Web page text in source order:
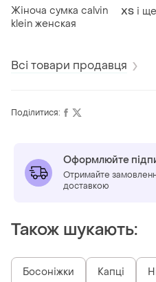
Жіноча сумка calvin
klein женская
ХS і ще
Всі товари продавця
Поділитися:
Оформлюйте
Отримайте
доставкою
Також шукають:
Босоніжки Капці